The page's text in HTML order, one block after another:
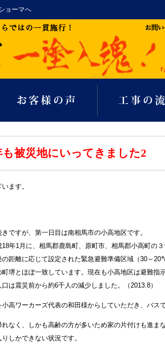
ョーマへ
被災地にいってきました2
ます。
ですが、第一日目は南相馬市の小高地区です。
年1月に、相馬郡鹿島町、原町市、相馬郡小高町の３
距離に応じて設定された緊急避難準備区域（30～20
堺とほぼ一致しています。現在も小高地区は避難指
は震災前から約6千人の減少しました。（2013.8）
高ワーカーズ代表の和田様からしていただき、バス
なく、しかも高齢の方が多いため家の片付けも進ま
しかできない状況です。